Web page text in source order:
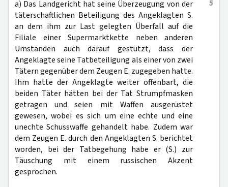
5
a) Das Landgericht hat seine Überzeugung von der
täterschaftlichen Beteiligung des Angeklagten S.
an dem ihm zur Last gelegten Überfall auf die
Filiale einer Supermarktkette neben anderen
Umständen auch darauf gestützt, dass der
Angeklagte seine Tatbeteiligung als einer von zwei
Tätern gegenüber dem Zeugen E. zugegeben hatte.
Ihm hatte der Angeklagte weiter offenbart, die
beiden Täter hätten bei der Tat Strumpfmasken
getragen und seien mit Waffen ausgerüstet
gewesen, wobei es sich um eine echte und eine
unechte Schusswaffe gehandelt habe. Zudem war
dem Zeugen E. durch den Angeklagten S. berichtet
worden, bei der Tatbegehung habe er (S.) zur
Täuschung mit einem russischen Akzent
gesprochen.